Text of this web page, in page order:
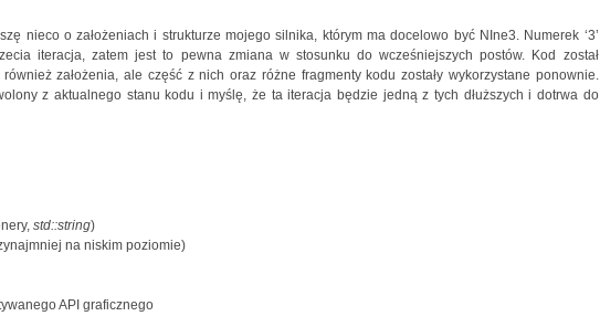
nieco o założeniach i strukturze mojego silnika, którym ma docelowo być NIne3. Numerek ‘3’
iteracja, zatem jest to pewna zmiana w stosunku do wcześniejszych postów. Kod został
założenia, ale część z nich oraz różne fragmenty kodu zostały wykorzystane ponownie.
z aktualnego stanu kodu i myślę, że ta iteracja będzie jedną z tych dłuższych i dotrwa do
std::string)
na niskim poziomie)
API graficznego